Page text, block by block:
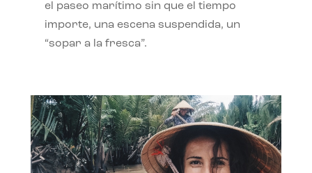
el paseo marítimo sin que el tiempo
importe, una escena suspendida, un
“sopar a la fresca”.